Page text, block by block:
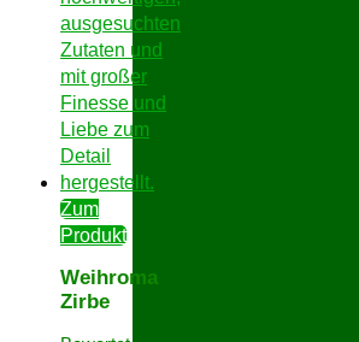
Zum
Produkt
Weihroma
Zirbe